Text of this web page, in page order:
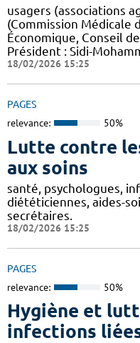
usagers (associations
(Commission Médicale
Économique, Conseil
Président : Sidi-
18/02/2026 15:25
PAGES
relevance: 50%
Lutte contre
aux soins
santé, psychologues,
diététiciennes, aides-
secrétaires.
18/02/2026 15:25
PAGES
relevance: 50%
Hygiène et
infections